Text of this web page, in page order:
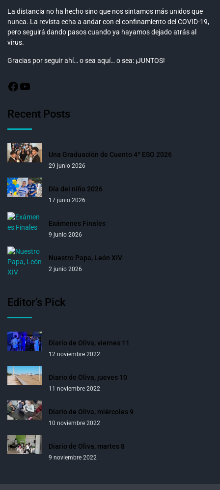
La distancia no ha hecho sino que nos sintamos más unidos que
nunca. La revista echa a andar con el confinamiento del COVID-19,
pero seguirá dando pasos cuando ya hayamos dejado atrás al
virus.
Gracias por seguir ahí… o sea aquí… o sea: ¡JUNTOS!
Recent Posts
Una Graduación de Cuento 4º ESO 2026
29 junio 2026
Día del niño 2026
17 junio 2026
Exámenes Finales
9 junio 2026
Nuestro Papa, León XIV
2 junio 2026
Editor’s Pick
Diario de Oliva, viernes 11
12 noviembre 2022
Diario de Oliva, jueves 10
11 noviembre 2022
Diario de Oliva, miércoles 9
10 noviembre 2022
Diario de Oliva, martes 8
9 noviembre 2022